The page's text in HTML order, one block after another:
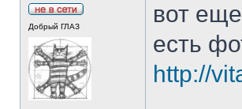
Добрый ГЛАЗ
вот
есть
http://